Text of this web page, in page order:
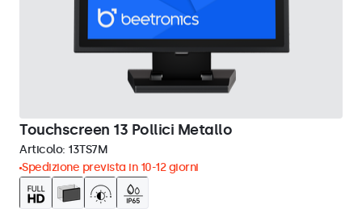
Touchscreen 13 Pollici Metallo
Articolo: 13TS7M
Spedizione prevista in 10-12 giorni